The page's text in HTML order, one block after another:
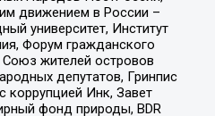
движением в России –
университет, Институт
Форум гражданского
жителей островов
депутатов, Гринпис
коррупцией Инк, Завет
фонд природы, BDR